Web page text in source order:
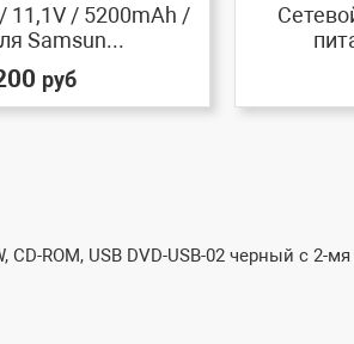
11,1V / 5200mAh /
Samsun...
руб